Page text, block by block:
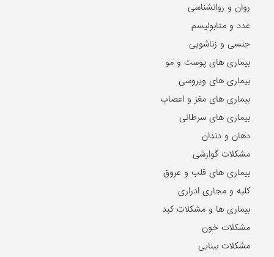
روان و روانشناسی
غدد و متابولیسم
جنسی و زناشویی
بیماری های پوست و مو
بیماری های ویروسی
بیماری های مغز و اعصاب
بیماری های سرطانی
دهان و دندان
مشکلات گوارشی
بیماری های قلب و عروق
کلیه و مجاری ادراری
بیماری ها و مشکلات کبد
مشکلات خون
مشکلات بینایی